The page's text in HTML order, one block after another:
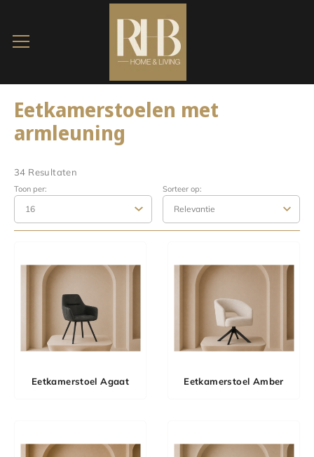
Eetkamerstoelen met
armleuning
34 Resultaten
Toon per: Sorteer op:
Eetkamerstoel Agaat Eetkamerstoel Amber